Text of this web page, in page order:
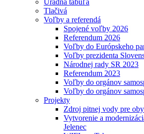
Úradná tabuľa
Tlačivá
Voľby a referendá
Spojené voľby 2026
Referendum 2026
Voľby do Európskeho
Voľby prezidenta
Národnej rady SR 2023
Referendum 2023
Voľby do orgánov
Voľby do orgánov
Projekty
Zdroj pitnej vody pre
Vytvorenie a
Jelenec